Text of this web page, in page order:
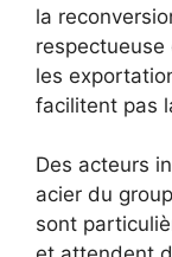
la
les
facilitent pas
Des acteurs
acier du
sont